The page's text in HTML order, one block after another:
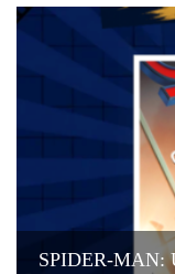
SPIDER-MAN: